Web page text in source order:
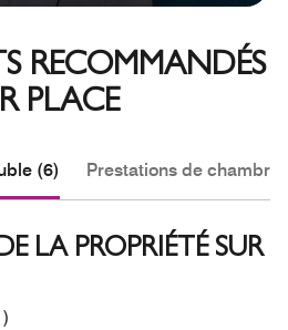
RECOMMANDÉS
PLACE
(6) Prestations de chambre
LA PROPRIÉTÉ SUR
)